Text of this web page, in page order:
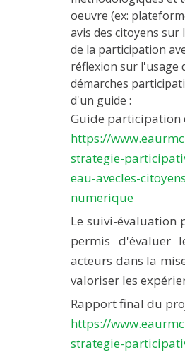
oeuvre (ex:
avis des citoyens
de la participation
réflexion sur l'usage
démarches
d'un guide :
Guide participation
https://
strategie-
eau-avecles-
numerique
Le suivi-évaluation
permis d'évaluer
acteurs dans la
valoriser les
Rapport final du
https://
strategie-